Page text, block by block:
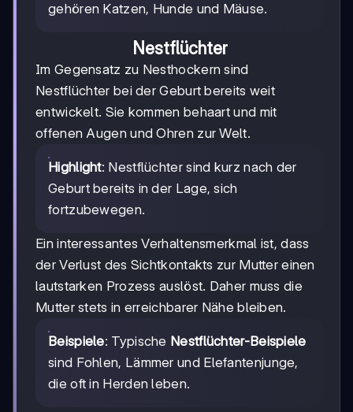
gehören Katzen, Hunde und Mäuse.
Nestflüchter
Im Gegensatz zu Nesthockern sind
Nestflüchter bei der Geburt bereits weit
entwickelt. Sie kommen behaart und mit
offenen Augen und Ohren zur Welt.
Highlight: Nestflüchter sind kurz nach der
Geburt bereits in der Lage, sich
fortzubewegen.
Ein interessantes Verhaltensmerkmal ist, dass
der Verlust des Sichtkontakts zur Mutter einen
lautstarken Prozess auslöst. Daher muss die
Mutter stets in erreichbarer Nähe bleiben.
Beispiele: Typische Nestflüchter-Beispiele
sind Fohlen, Lämmer und Elefantenjunge,
die oft in Herden leben.